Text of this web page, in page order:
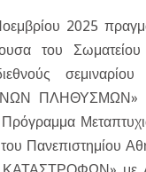
2025
του
ΠΛΗΘΥΣΜΩΝ»
του Πανεπιστημίου